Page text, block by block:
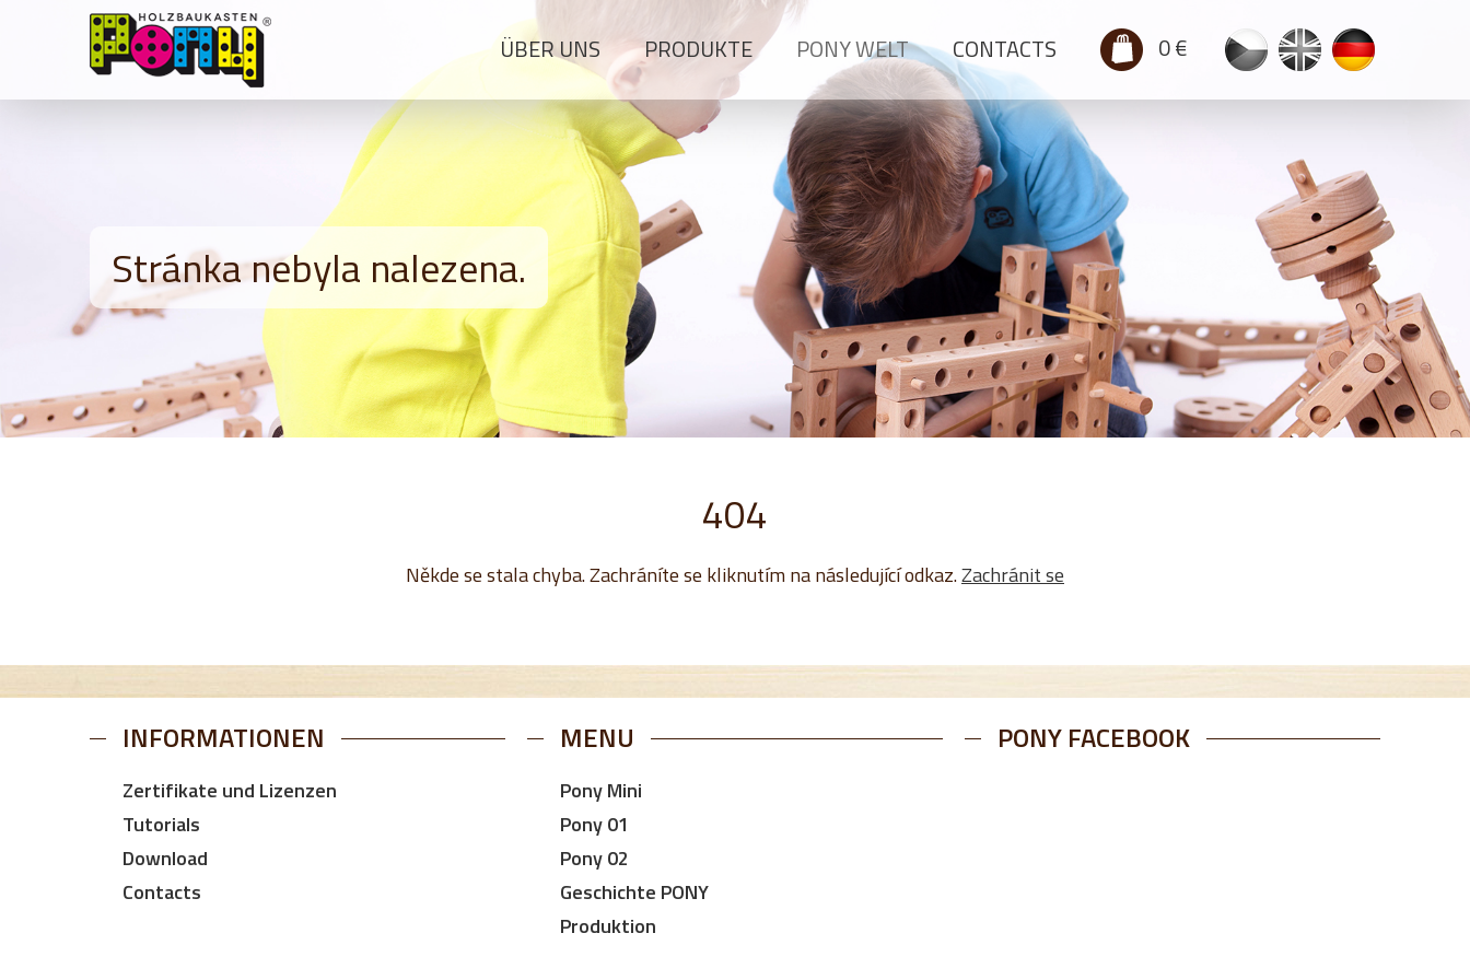
0 €
ÜBER UNS PRODUKTE PONY WELT CONTACTS
Stránka nebyla nalezena.
404
Někde se stala chyba. Zachráníte se kliknutím na následující odkaz.Zachránit se
INFORMATIONEN
Zertifikate und Lizenzen
Tutorials
Download
Contacts
MENU
Pony Mini
Pony 01
Pony 02
Geschichte PONY
Produktion
PONY FACEBOOK